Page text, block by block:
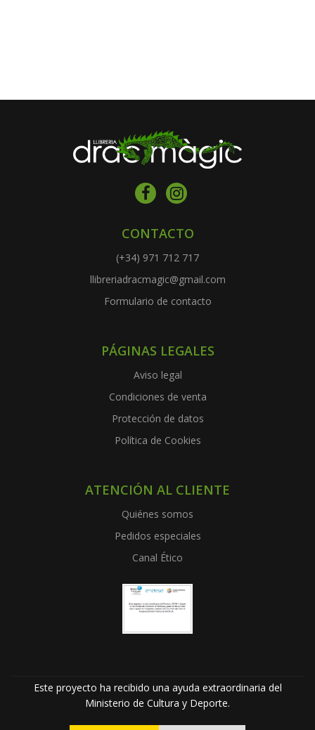
CONTACTO
(+34) 971 712 717
llibreriadracmagic@gmail.com
Formulario de contacto
PÁGINAS LEGALES
Aviso legal
Condiciones de venta
Protección de datos
Política de Cookies
ATENCIÓN AL CLIENTE
Quiénes somos
Pedidos especiales
Canal Ético
Este proyecto ha recibido una ayuda extraordinaria del
Ministerio de Cultura y Deporte.